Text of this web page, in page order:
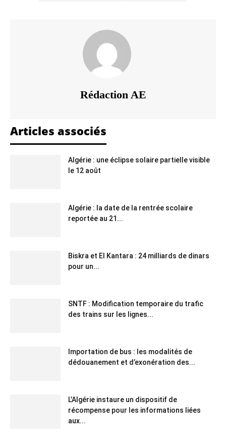
Rédaction AE
Articles associés
Algérie : une éclipse solaire partielle visible
le 12 août
Algérie : la date de la rentrée scolaire
reportée au 21...
Biskra et El Kantara : 24 milliards de dinars
pour un...
SNTF : Modification temporaire du trafic
des trains sur les lignes...
Importation de bus : les modalités de
dédouanement et d’exonération des...
L’Algérie instaure un dispositif de
récompense pour les informations liées
aux...